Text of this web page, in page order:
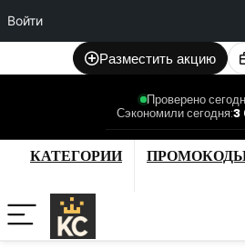
Войти
Разместить акцию
Проверено
Сэкономили сегодня:3
КАТЕГОРИИ